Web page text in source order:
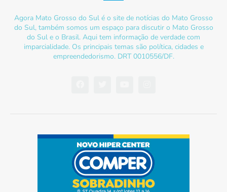
Agora Mato Grosso do Sul é o site de notícias do Mato Grosso
do Sul, também somos um espaço para discutir o Mato Grosso
do Sul e o Brasil. Aqui tem informação de verdade com
imparcialidade. Os principais temas são política, cidades e
empreendedorismo. DRT 0010556/DF.